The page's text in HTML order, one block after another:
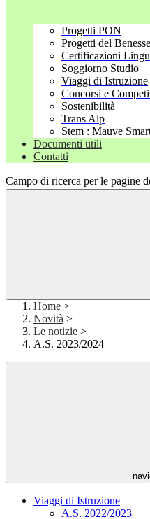
Progetti PON
Progetti del
Certificazioni
Soggiorno Studio
Viaggi di Istruzione
Concorsi e
Sostenibilità
Trans'Alp
Stem : Mauve
Documenti utili
Contatti
Campo di ricerca per le pagine
Home >
Novità >
Le notizie >
A.S. 2023/2024
Viaggi di Istruzione
A.S. 2022/2023